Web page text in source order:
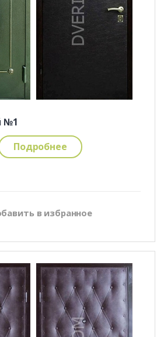
№1
Подробнее
в избранное